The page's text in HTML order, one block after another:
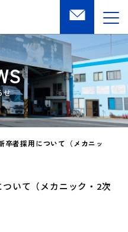
卒者採用について（メカニッ
いて（メカニック・2次